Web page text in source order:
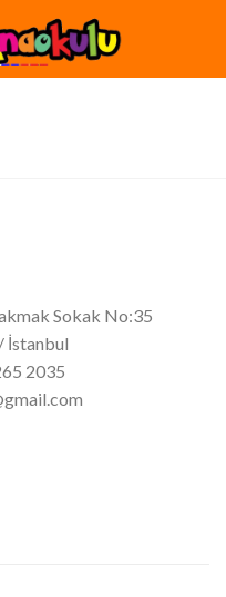
Sokak No:35
İstanbul
2035